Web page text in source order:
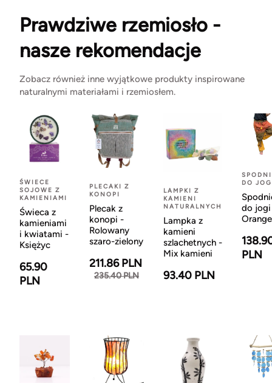
Prawdziwe rzemiosło -
nasze rekomendacje
Zobacz również inne wyjątkowe produkty inspirowane
naturalnymi materiałami i rzemiosłem.
ŚWIECE
SOJOWE Z
KAMIENIAMI
Świeca z
kamieniami
i kwiatami -
Księżyc
65.90
PLN
PLECAKI Z
KONOPI
Plecak z
konopi -
Rolowany
szaro-zielony
211.86 PLN
235.40 PLN
LAMPKI Z
KAMIENI
NATURALNYCH
Lampka z
kamieni
szlachetnych -
Mix kamieni
93.40 PLN
DO
do
Orange
PLN